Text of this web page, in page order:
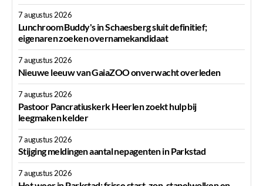
7 augustus 2026
Lunchroom Buddy's in Schaesberg sluit definitief;
eigenaren zoeken overnamekandidaat
7 augustus 2026
Nieuwe leeuw van GaiaZOO onverwacht overleden
7 augustus 2026
Pastoor Pancratiuskerk Heerlen zoekt hulp bij
leegmaken kelder
7 augustus 2026
Stijging meldingen aantal nepagenten in Parkstad
7 augustus 2026